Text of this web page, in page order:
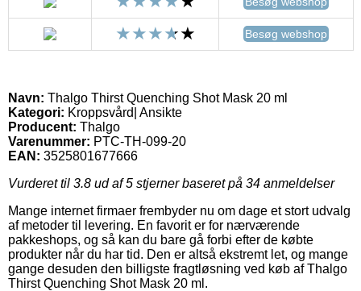
Besøg webshop
Navn: Thalgo Thirst Quenching Shot Mask 20 ml
Kategori: Kroppsvård| Ansikte
Producent: Thalgo
Varenummer: PTC-TH-099-20
EAN: 3525801677666
Vurderet til 3.8 ud af 5 stjerner baseret på 34 anmeldelser
Mange internet firmaer frembyder nu om dage et stort udvalg
af metoder til levering. En favorit er for nærværende
pakkeshops, og så kan du bare gå forbi efter de købte
produkter når du har tid. Den er altså ekstremt let, og mange
gange desuden den billigste fragtløsning ved køb af Thalgo
Thirst Quenching Shot Mask 20 ml.